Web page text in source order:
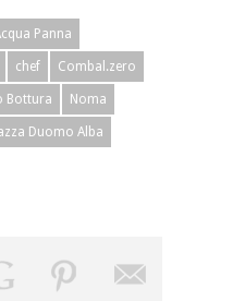
Panna
chef Combal.zero
Bottura Noma
Duomo Alba